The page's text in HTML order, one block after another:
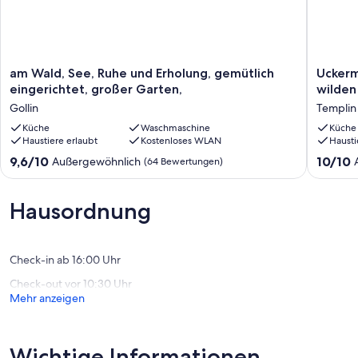
am
Wald,
See,
Ruhe
und
Erholung,
gemütlich
eingerichtet,
Garten,
Gollin
am Wald, See, Ruhe und Erholung, gemütlich
eingerichtet, großer Garten,
Gollin
Küche
Waschmaschine
Haustiere erlaubt
Kostenloses WLAN
9.6
von
Außergewöhnlich,
(64
9,6/10 Außergewöhnlich (64 Bewertungen)
altes
mit
großem
wilden
Garten
Templin
Templin
Küche
10.0
von
10/10
Hausordnung
Check-in ab 16:00 Uhr
Check-out vor 10:30 Uhr
Mehr anzeigen